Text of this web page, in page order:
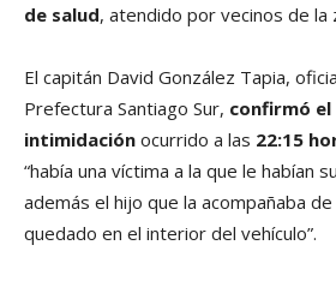
de salud, atendido por vecinos de la
El capitán David González Tapia,
Prefectura Santiago Sur, confirmó
intimidación ocurrido a las 22:15
“había una víctima a la que le habían
además el hijo que la acompañaba
quedado en el interior del vehículo”.